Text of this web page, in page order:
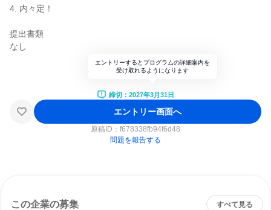
4. 内々定！
提出書類
なし
エントリーするとプログラムの詳細案内を
受け取れるようになります
締切：2027年3月31日
エントリー画面へ
原稿ID： f678338fb94f6d48
問題を報告する
この企業の募集 すべて見る